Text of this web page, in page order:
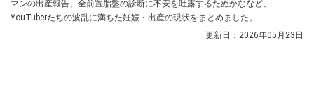
マンの出産報告、全前置胎盤の診断に不安を吐露するたぬかななど、
YouTuberたちの波乱に満ちた妊娠・出産の現状をまとめました。
更新日： 2026年05月23日